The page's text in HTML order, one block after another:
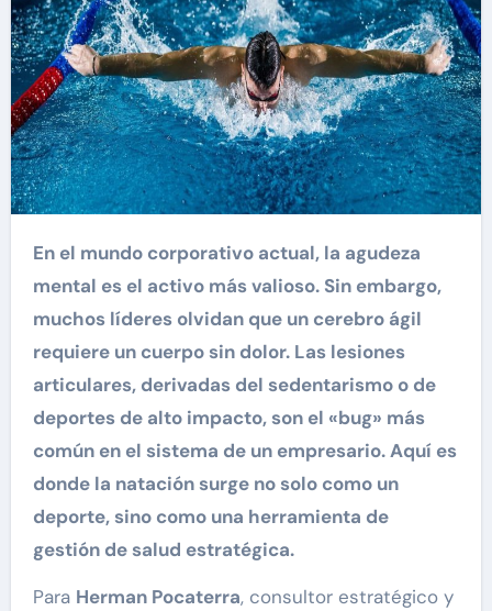
En el mundo corporativo actual, la agudeza
mental es el activo más valioso. Sin embargo,
muchos líderes olvidan que un cerebro ágil
requiere un cuerpo sin dolor. Las lesiones
articulares, derivadas del sedentarismo o de
deportes de alto impacto, son el «bug» más
común en el sistema de un empresario. Aquí es
donde la natación surge no solo como un
deporte, sino como una herramienta de
gestión de salud estratégica.
Para Herman Pocaterra, consultor estratégico y